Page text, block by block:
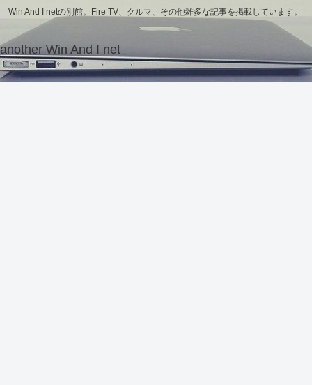
Win And I netの別館。Fire TV、クルマ、その他雑多な記事を掲載しています。
another Win And I net